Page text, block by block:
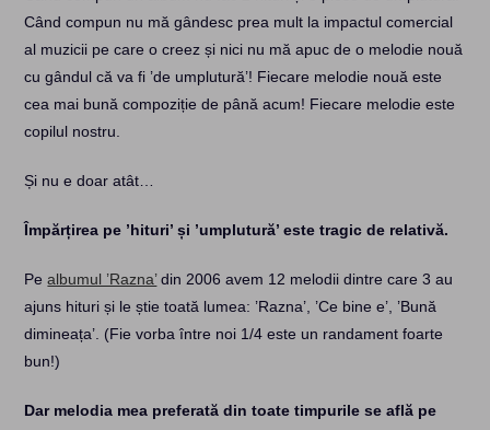
Când compun nu mă gândesc prea mult la impactul comercial
al muzicii pe care o creez și nici nu mă apuc de o melodie nouă
cu gândul că va fi ’de umplutură’! Fiecare melodie nouă este
cea mai bună compoziție de până acum! Fiecare melodie este
copilul nostru.
Și nu e doar atât…
Împărțirea pe ’hituri’ și ’umplutură’ este tragic de relativă.
Pealbumul ’Razna’din 2006 avem 12 melodii dintre care 3 au
ajuns hituri și le știe toată lumea: ’Razna’, ’Ce bine e’, ’Bună
dimineața’. (Fie vorba între noi 1/4 este un randament foarte
bun!)
Dar melodia mea preferată din toate timpurile se află pe